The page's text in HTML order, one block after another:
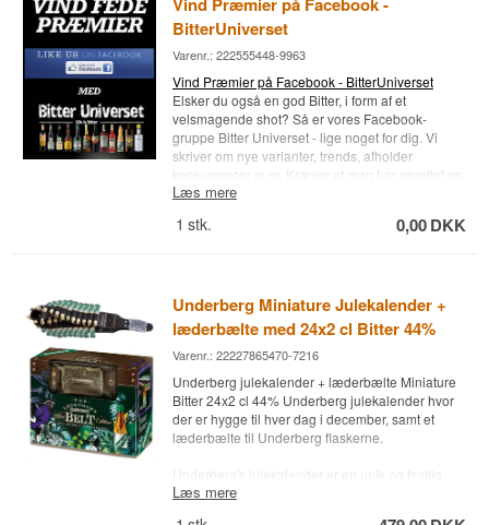
BitterUniverset
Varenr.: 222555448-9963
Vind Præmier på Facebook - BitterUniverset
Elsker du også en god Bitter, i form af et
velsmagende shot? Så er vores Facebook-
gruppe Bitter Universet - lige noget for dig. Vi
skriver om nye varianter, trends, afholder
konkurrencer m.m. Kræver at man har oprettet en
Facebookprofil og er over 18 år. Klik her for at
BitterUniverset
De bedste Bitterhilsner Whisky.dk
Læs mere
1 stk. 0,00DKK
Underberg Miniature Julekalender +
læderbælte med 24x2 cl Bitter 44%
Varenr.: 22227865470-7216
Underberg julekalender + læderbælte Miniature
Bitter 24x2 cl 44% Underberg julekalender hvor
der er hygge til hver dag i december, samt et
læderbælte til Underberg flaskerne.
Underberg's julekalender er en unik og festlig
måde at fejre juletiden på, der kombinerer
Læs mere